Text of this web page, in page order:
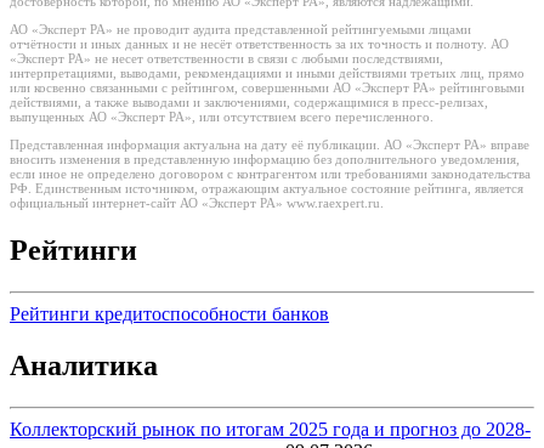
АО «Эксперт РА» не проводит аудита представленной рейтингуемыми лицами
отчётности и иных данных и не несёт ответственность за их точность и полноту. АО
«Эксперт РА» не несет ответственности в связи с любыми последствиями,
интерпретациями, выводами, рекомендациями и иными действиями третьих лиц, прямо
или косвенно связанными с рейтингом, совершенными АО «Эксперт РА» рейтинговыми
действиями, а также выводами и заключениями, содержащимися в пресс-релизах,
выпущенных АО «Эксперт РА», или отсутствием всего перечисленного.
Представленная информация актуальна на дату её публикации. АО «Эксперт РА» вправе
вносить изменения в представленную информацию без дополнительного уведомления,
если иное не определено договором с контрагентом или требованиями законодательства
РФ. Единственным источником, отражающим актуальное состояние рейтинга, является
официальный интернет-сайт АО «Эксперт РА» www.raexpert.ru.
Рейтинги
Рейтинги кредитоспособности банков
Аналитика
Коллекторский рынок по итогам 2025 года и прогноз до 2028-